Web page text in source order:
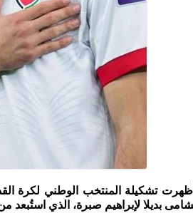
تشكيلة المنتخب الوطني لكرة
بديلا لإبراهيم صبرة، الذي